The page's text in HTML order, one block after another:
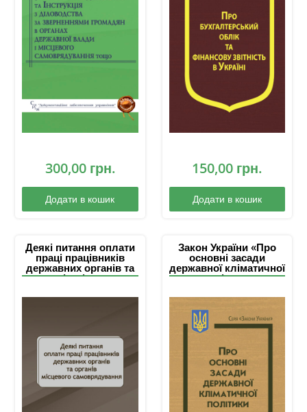
300,00 грн.
Додати в кошик
150,00 грн.
Додати в кошик
Деякі питання оплати
праці працівників
державних органів та
органів місцевого
збірник основних
Закон України «Про
основні засади
державної кліматичної
політики»